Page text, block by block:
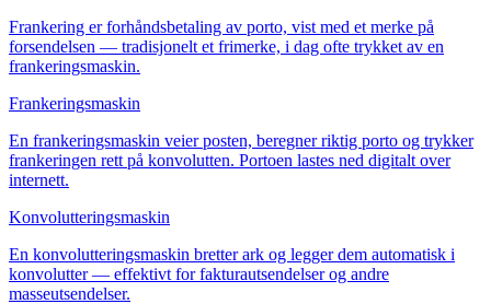
Frankering er forhåndsbetaling av porto, vist med et merke på
forsendelsen — tradisjonelt et frimerke, i dag ofte trykket av en
frankeringsmaskin.
Frankeringsmaskin
En frankeringsmaskin veier posten, beregner riktig porto og trykker
frankeringen rett på konvolutten. Portoen lastes ned digitalt over
internett.
Konvolutteringsmaskin
En konvolutteringsmaskin bretter ark og legger dem automatisk i
konvolutter — effektivt for fakturautsendelser og andre
masseutsendelser.